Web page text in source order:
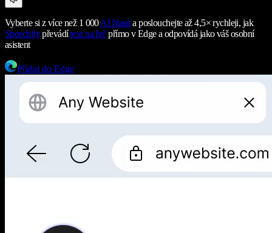
Vyberte si z více než 1 000AI hlasů a poslouchejte až 4,5× rychleji, jak
Speechifypřevádítext na řečpřímo v Edge a odpovídá jako váš osobní
asistent
Přidat do Edge